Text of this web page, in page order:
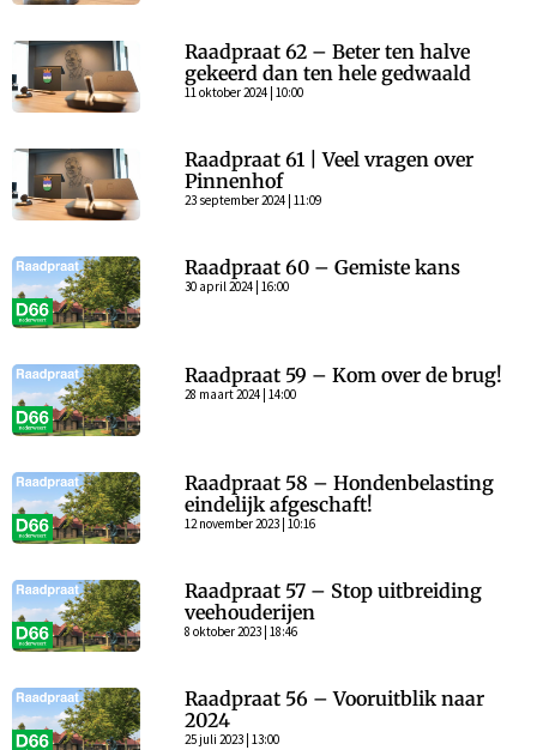
Raadpraat 62 – Beter ten halve
gekeerd dan ten hele gedwaald
11 oktober 2024 | 10:00
Raadpraat 61 | Veel vragen over
Pinnenhof
23 september 2024 | 11:09
Raadpraat 60 – Gemiste kans
30 april 2024 | 16:00
Raadpraat 59 – Kom over de brug!
28 maart 2024 | 14:00
Raadpraat 58 – Hondenbelasting
eindelijk afgeschaft!
12 november 2023 | 10:16
Raadpraat 57 – Stop uitbreiding
veehouderijen
8 oktober 2023 | 18:46
Raadpraat 56 – Vooruitblik naar
2024
25 juli 2023 | 13:00